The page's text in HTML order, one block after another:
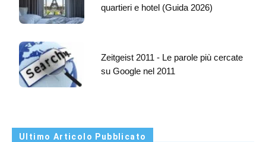
quartieri e hotel (Guida 2026)
Zeitgeist 2011 - Le parole più cercate
su Google nel 2011
Ultimo Articolo Pubblicato